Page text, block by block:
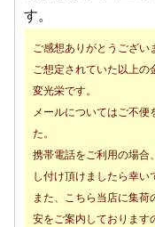
す。
ご感想ありがとうござい
ご想定されていた以上の
変光栄です。
メールについてはご不便
た。
携帯電話をご利用の場合
し付け頂けましたら幸い
また、こちら当店に集荷
安をご案内しております